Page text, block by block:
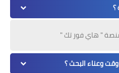
؟
منصة " هاي فور تك "
وعناء البحث ؟